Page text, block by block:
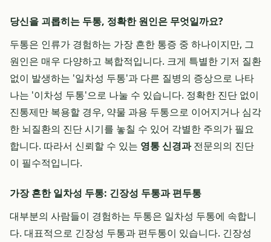
당신을 괴롭히는 두통, 정확한 원인은 무엇일까요?
두통은 인류가 경험하는 가장 흔한 통증 중 하나이지만, 그
원인은 매우 다양하고 복합적입니다. 크게 특별한 기저 질환
없이 발생하는 '일차성 두통'과 다른 질병의 증상으로 나타
나는 '이차성 두통'으로 나눌 수 있습니다. 정확한 진단 없이
진통제만 복용할 경우, 약물 과용 두통으로 이어지거나 심각
한 뇌질환의 진단 시기를 놓칠 수 있어 각별한 주의가 필요
합니다. 따라서 신뢰할 수 있는 영통 신경과전문의의 진단
이 필수적입니다.
가장 흔한 일차성 두통: 긴장성 두통과 편두통
대부분의 사람들이 경험하는 두통은 일차성 두통에 속합니
다. 대표적으로 긴장성 두통과 편두통이 있습니다. 긴장성